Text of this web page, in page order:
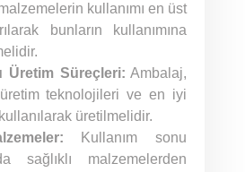
kullanımı en üst
bunların kullanımına
Üretim Süreçleri: Ambalaj,
teknolojileri ve en iyi
üretilmelidir.
Kullanım sonu
sağlıklı malzemelerden